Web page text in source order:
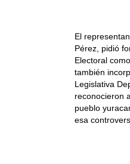
El
Pérez, pidió
Electoral
también
Legislativa
reconocieron
pueblo
esa